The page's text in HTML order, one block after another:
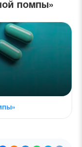
помпы»